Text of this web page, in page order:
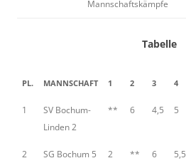
Mannschaftskämpfe
Tabelle
PL. MANNSCHAFT 1 2 3 4
1
SV Bochum-
Linden 2
** 6 4,5 5
2 SG Bochum 5 2 ** 6 5,5